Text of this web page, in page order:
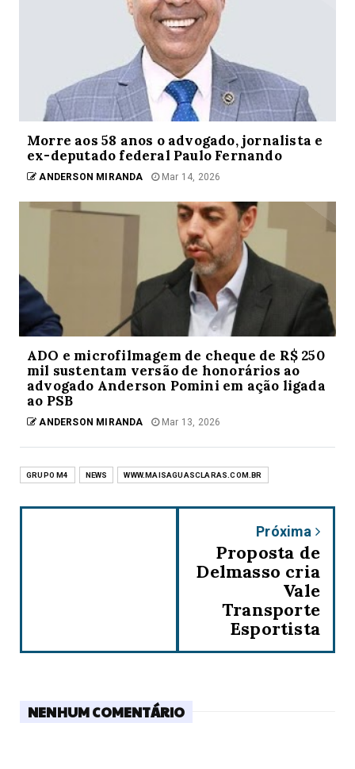
Morre aos 58 anos o advogado, jornalista e
ex-deputado federal Paulo Fernando
ANDERSON MIRANDA Mar 14, 2026
ADO e microfilmagem de cheque de R$ 250
mil sustentam versão de honorários ao
advogado Anderson Pomini em ação ligada
ao PSB
ANDERSON MIRANDA Mar 13, 2026
GRUPO M4 NEWS WWW.MAISAGUASCLARAS.COM.BR
Próxima
Proposta de
Delmasso cria
Vale
Transporte
Esportista
NENHUM COMENTÁRIO